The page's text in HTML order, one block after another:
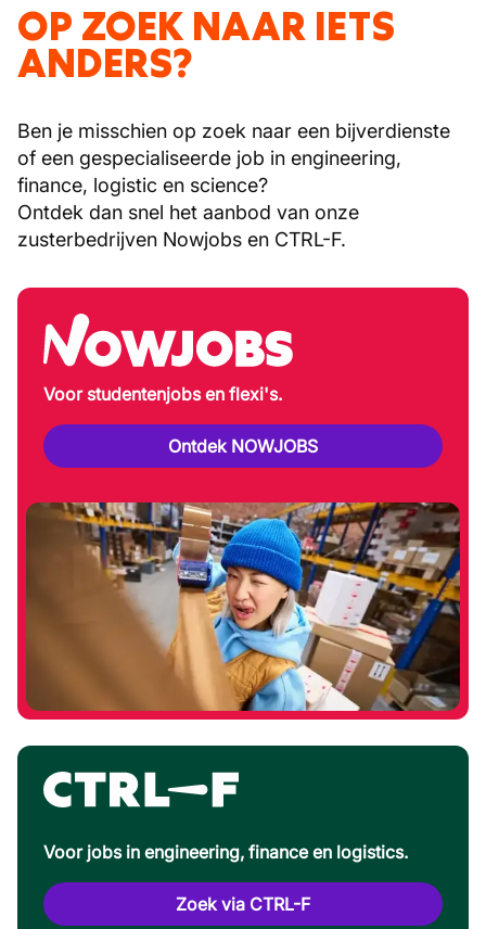
OP ZOEK NAAR IETS
ANDERS?
Ben je misschien op zoek naar een bijverdienste
of een gespecialiseerde job in engineering,
finance, logistic en science?
Ontdek dan snel het aanbod van onze
zusterbedrijven Nowjobs en CTRL-F.
Voor studentenjobs en flexi's.
Ontdek NOWJOBS
Voor jobs in engineering, finance en logistics.
Zoek via CTRL-F